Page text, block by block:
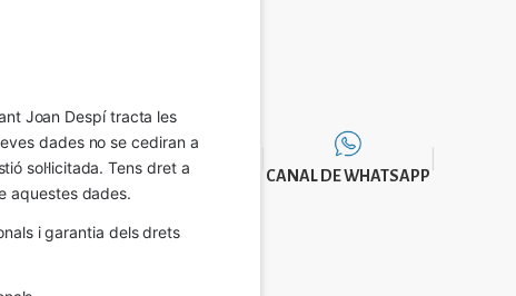
Joan Despí tracta les
dades no se cediran a
sol·licitada. Tens dret a
aquestes dades.
i garantia dels drets
CANAL DE WHATSAPP